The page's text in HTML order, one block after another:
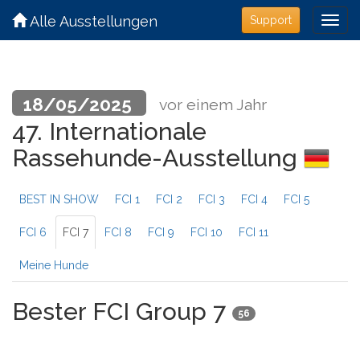
Support
Alle Ausstellungen
18/05/2025 vor einem Jahr
47. Internationale
Rassehunde-Ausstellung
BEST IN SHOW FCI 1 FCI 2 FCI 3 FCI 4 FCI 5
FCI 6 FCI 7 FCI 8 FCI 9 FCI 10 FCI 11
Meine Hunde
Bester FCI Group 7 56